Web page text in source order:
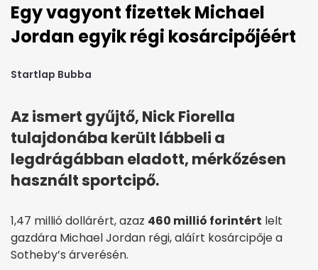
Egy vagyont fizettek Michael
Jordan egyik régi kosárcipőjéért
Startlap Bubba
Az ismert gyűjtő, Nick Fiorella
tulajdonába került lábbeli a
legdrágábban eladott, mérkőzésen
használt sportcipő.
1,47 millió dollárért, azaz 460 millió forintért lelt
gazdára Michael Jordan régi, aláírt kosárcipője a
Sotheby’s árverésén.